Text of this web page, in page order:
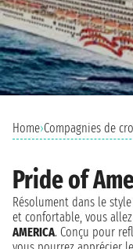
Home›Compagnies de
Pride of
Résolument dans le
et confortable, vous
AMERICA. Conçu pour